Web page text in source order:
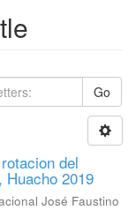
Go
del
Huacho 2019
José Faustino